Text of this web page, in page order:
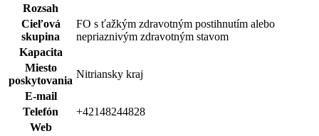
Rozsah
Cieľová
skupina
FO s ťažkým zdravotným postihnutím alebo
nepriaznivým zdravotným stavom
Kapacita
Miesto
poskytovania
Nitriansky kraj
E-mail
Telefón
+42148244828
Web